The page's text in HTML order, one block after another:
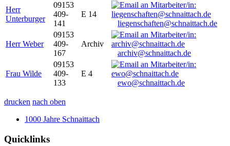
Herr
Unterburger
09153
409-
141
E 14
liegenschaften@schnaittach.de
Herr Weber
09153
409-
167
Archiv
archiv@schnaittach.de
Frau Wilde
09153
409-
133
E 4
ewo@schnaittach.de
drucken nach oben
1000 Jahre Schnaittach
Quicklinks